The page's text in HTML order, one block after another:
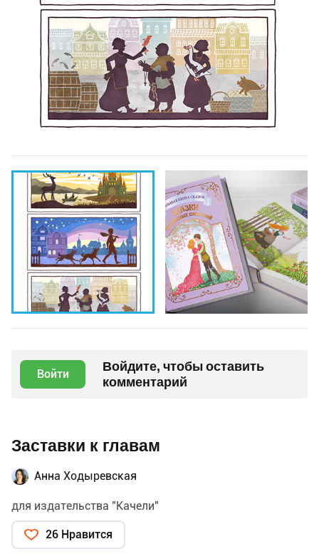
Войти
Войдите, чтобы оставить
комментарий
Заставки к главам
Анна Ходыревская
для издательства "Качели"
26 Нравится